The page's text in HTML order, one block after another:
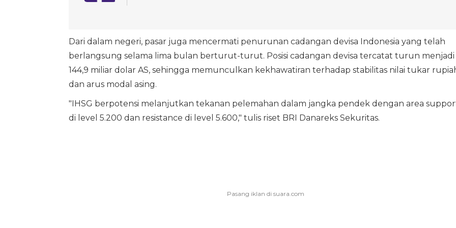
Dari dalam negeri, pasar juga mencermati penurunan cadangan devisa Indonesia yang telah
berlangsung selama lima bulan berturut-turut. Posisi cadangan devisa tercatat turun menjadi
144,9 miliar dolar AS, sehingga memunculkan kekhawatiran terhadap stabilitas nilai tukar
dan arus modal asing.
"IHSG berpotensi melanjutkan tekanan pelemahan dalam jangka pendek dengan area
di level 5.200 dan resistance di level 5.600," tulis riset BRI Danareks Sekuritas.